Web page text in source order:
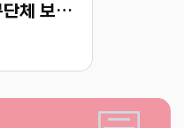
화성특례시의회, 의원연구단체 보건복지 표준화·복합리조트 유치 연구용역 착수